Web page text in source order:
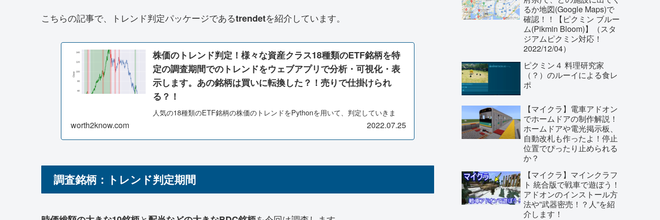
こちらの記事で、トレンド判定パッケージであるtrendetを紹介しています。
株価のトレンド判定！様々な資産クラス18種類のETF銘柄を特
定の調査期間でのトレンドをウェブアプリで分析・可視化・表
示します。あの銘柄は買いに転換した？！売りで仕掛けられ
る？！
人気の18種類のETF銘柄の株価のトレンドをPythonを用いて、判定していきま
す。株価を所得し、トレンド判定・分析します。プログラムを書かずに済むよう
worth2know.com 2022.07.25
調査銘柄：トレンド判定期間
るか地図(Google Maps)で
確認！！【ピクミン ブルー
ム(Pikmin Bloom)】（スタ
ジアムピクミン対応！
2022/12/04）
ピクミン４ 料理研究家
（？）のルーイによる食レ
ポ
【マイクラ】電車アドオン
でホームドアの制作解説！
ホームドアや電光掲示板、
自動改札も作ったよ！停止
位置でぴったり止められる
か？
【マイクラ】マインクラフ
ト 統合版で戦車で遊ぼう！
アドオンのインストール方
法や”武器密売！？人”を紹
介します！